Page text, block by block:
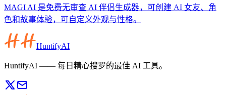
MAGI AI 是免费无审查 AI 伴侣生成器，可创建 AI 女友、角
色和故事体验，可自定义外观与性格。
HuntifyAI
HuntifyAI —— 每日精心搜罗的最佳 AI 工具。